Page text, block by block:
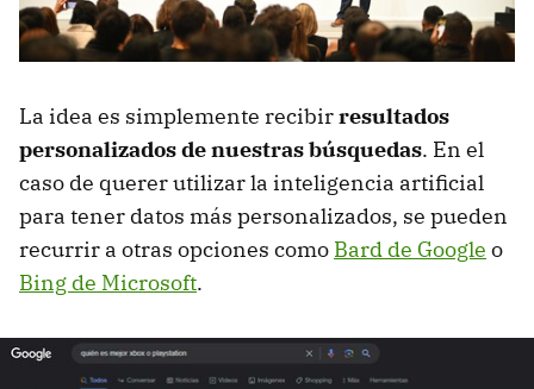
La idea es simplemente recibirresultados
personalizados de nuestras búsquedas. En el
caso de querer utilizar la inteligencia artificial
para tener datos más personalizados, se pueden
recurrir a otras opciones como Bard de Google o
Bing de Microsoft.